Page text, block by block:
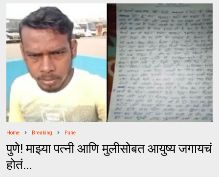
Home Breaking Pune
पुणे! माझ्या पत्नी आणि मुलीसोबत आयुष्य जगायचं
होतं...